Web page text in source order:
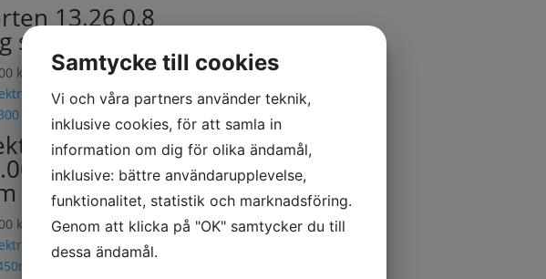
13.26 0,8
spole
kr Exkl. moms
Esab OK
2.0×300
VacPac 0,6 kg
kr Exkl. moms
Samtycke till cookies
Vi och våra partners använder teknik,
inklusive cookies, för att samla in
information om dig för olika ändamål,
inklusive: bättre användarupplevelse,
funktionalitet, statistik och marknadsföring.
Genom att klicka på "OK" samtycker du till
dessa ändamål.